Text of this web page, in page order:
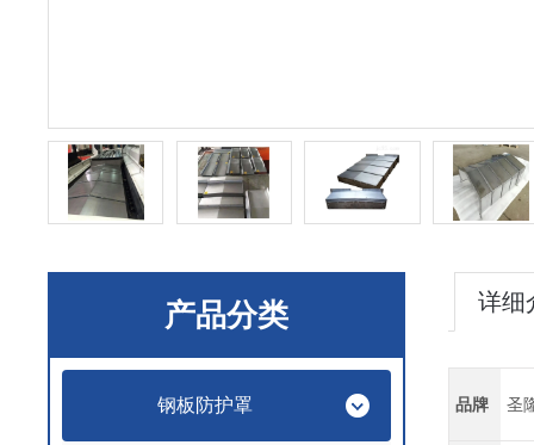
产品分类
钢板防护罩
详细
品牌 圣